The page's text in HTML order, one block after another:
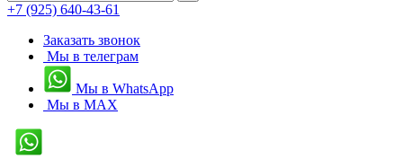
+7 (925) 640-43-61
Заказать звонок
Мы в телеграм
Мы в WhatsApp
Мы в MAX